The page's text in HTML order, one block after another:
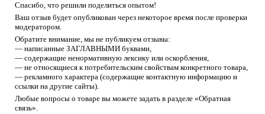
Спасибо, что решили поделиться опытом!
Ваш отзыв будет опубликован через некоторое время после проверки
модератором.
Обратите внимание, мы не публикуем отзывы:
— написанные ЗАГЛАВНЫМИ буквами,
— содержащие ненормативную лексику или оскорбления,
— не относящиеся к потребительским свойствам конкретного товара,
— рекламного характера (содержащие контактную информацию и
ссылки на другие сайты).
Любые вопросы о товаре вы можете задать в разделе «Обратная
связь».